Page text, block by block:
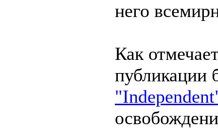
него
Как
публикации